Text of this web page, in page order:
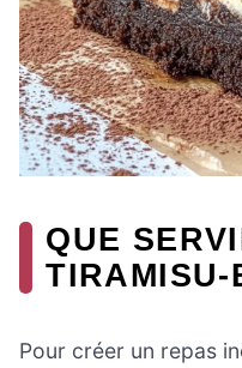
QUE
TIRAMISU-
Pour créer un repas